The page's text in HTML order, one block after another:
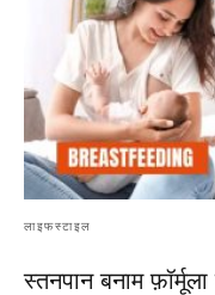
लाइफस्टाइल
स्तनपान बनाम